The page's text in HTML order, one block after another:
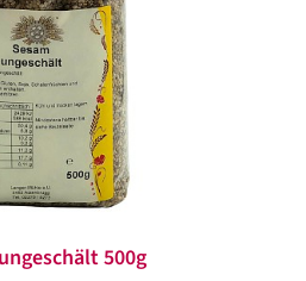
500g